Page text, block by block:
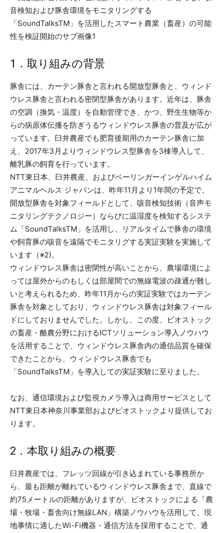
1．取り組みの背景
豚舎には、カーテン豚舎と言われる開放型豚舎と、ウィンド
ウレス豚舎と言われる密閉型豚舎があります。近年は、豚舎
の空調（換気・温度）を自動管理でき、かつ、野生生物等か
らの病原体伝播を防ぎうるウィンドウレス豚舎の普及が広が
っています。臼井農産でも肥育後期用のカーテン豚舎に加
え、2017年3月よりウィンドウレス型豚舎を3棟導入して、
離乳豚の飼育を行っています。
NTT東日本、臼井農産、およびベーリンガーインゲルハイム
アニマルヘルス ジャパンは、昨年11月より1年間の予定で、
開放型豚舎を対象フィールドとして、咳音検知技術（音声モ
ニタリングテクノロジー）ならびに温湿度を検知するシステ
ム「SoundTalksTM」を活用し、リアルタイムで豚舎の環境
や飼育豚の咳音を遠隔でモニタリグする実証実験を実施して
います（※2)。
ウィンドウレス豚舎は密閉性が高いことから、農場環境によ
っては屋外からのもしくは部屋間での無線電波の疎通が難し
いと考えられるため、昨年11月からの実証実験ではカーテン
豚舎を対象としており、ウィンドウレス豚舎は対象フィール
ドにしておりませんでした。しかし、この度、ビオストック
の畜産・酪農分野におけるICTソリューション導入ノウハウ
を活用することで、ウィンドウレス豚舎内の通信品質を確保
できたことから、ウィンドウレス豚舎でも
「SoundTalksTM」を導入しての実証実験に至りました。
なお、通信環境および監視カメラ導入は商用サービスとして
NTT東日本神奈川事業部およびビオストックより提供してお
ります。
2．本取り組みの概要
臼井農産では、フレッツ回線が引き込まれている事務所か
ら、最も距離が離れているウィンドウレス豚舎まで、直線で
約75メートルの距離がありますが、ビオストックによる「農
場・牧場・畜舎向け無線LAN」構築ノウハウを活用して、現
地事情に適したWi-Fi機器・通信方法を採用することで、通